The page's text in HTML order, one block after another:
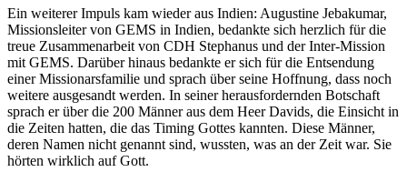
Ein weiterer Impuls kam wieder aus Indien: Augustine Jebakumar,
Missionsleiter von GEMS in Indien, bedankte sich herzlich für die
treue Zusammenarbeit von CDH Stephanus und der Inter-Mission
mit GEMS. Darüber hinaus bedankte er sich für die Entsendung
einer Missionarsfamilie und sprach über seine Hoffnung, dass noch
weitere ausgesandt werden. In seiner herausfordernden Botschaft
sprach er über die 200 Männer aus dem Heer Davids, die Einsicht in
die Zeiten hatten, die das Timing Gottes kannten. Diese Männer,
deren Namen nicht genannt sind, wussten, was an der Zeit war. Sie
hörten wirklich auf Gott.